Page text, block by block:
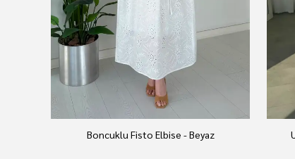
Boncuklu Fisto Elbise - Beyaz